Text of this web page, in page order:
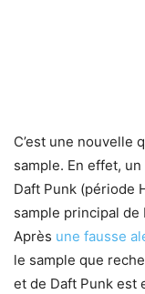
C’est une nouvelle
sample. En effet,
Daft Punk (période
sample principal
Après une fausse
le sample que
et de Daft Punk est